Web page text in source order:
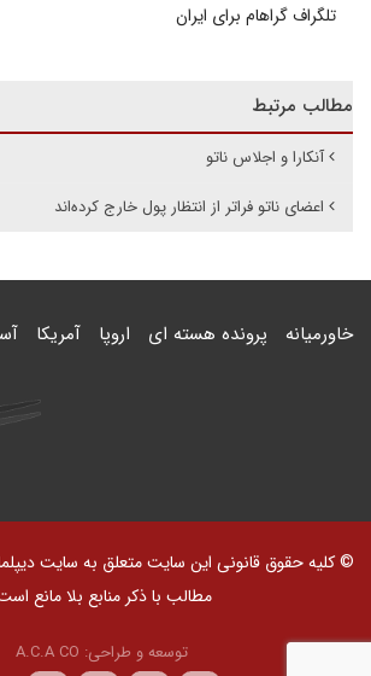
تلگراف گراهام برای ایران
مطالب مرتبط
آنکارا و اجلاس ناتو
اعضای ناتو فراتر از انتظار پول خارج کرده‌اند
خاورمیانه پرونده هسته ای اروپا آمریکا
© کلیه حقوق قانونی این سایت متعلق به سایت
مطالب با ذکر منابع بلا مانع
توسعه و طراحی: A.C.A CO